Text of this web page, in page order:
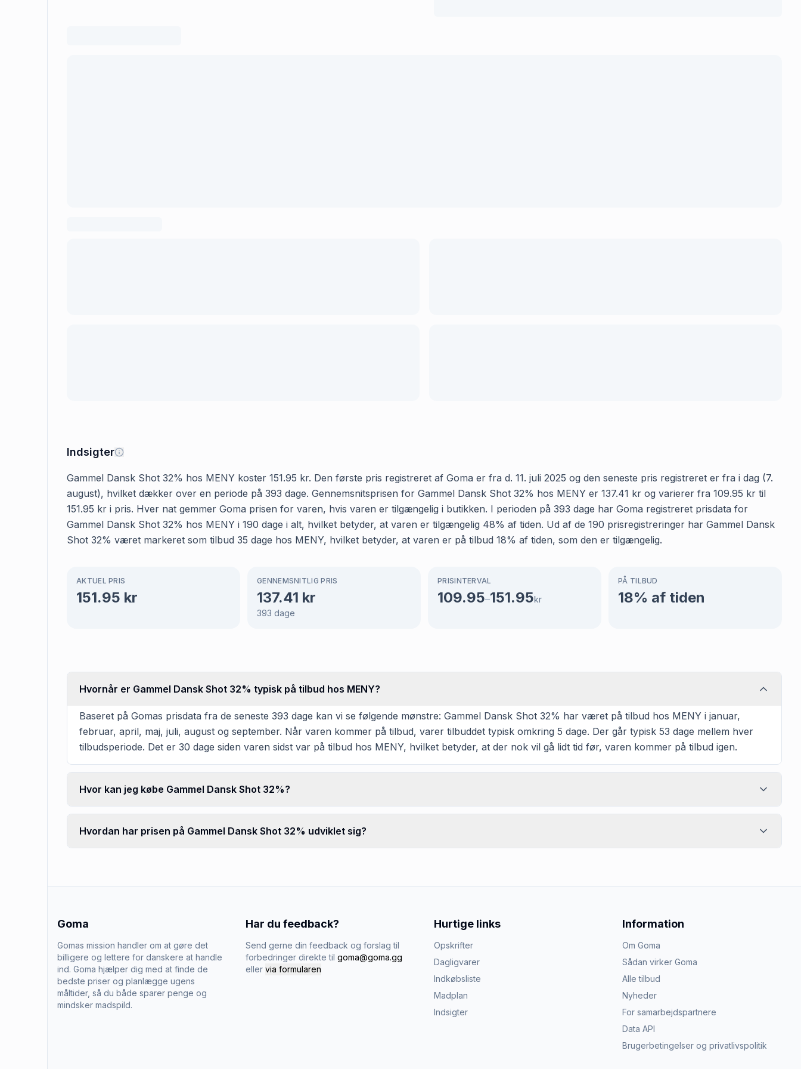
Indsigter
Gammel Dansk Shot 32% hos MENY koster 151.95 kr. Den første pris registreret af Goma er fra d. 11. juli 2025 og den seneste pris registreret er fra i dag (7.
august), hvilket dækker over en periode på 393 dage. Gennemsnitsprisen for Gammel Dansk Shot 32% hos MENY er 137.41 kr og varierer fra 109.95 kr til
151.95 kr i pris. Hver nat gemmer Goma prisen for varen, hvis varen er tilgængelig i butikken. I perioden på 393 dage har Goma registreret prisdata for
Gammel Dansk Shot 32% hos MENY i 190 dage i alt, hvilket betyder, at varen er tilgængelig 48% af tiden. Ud af de 190 prisregistreringer har Gammel Dansk
Shot 32% været markeret som tilbud 35 dage hos MENY, hvilket betyder, at varen er på tilbud 18% af tiden, som den er tilgængelig.
AKTUEL PRIS
151.95 kr
GENNEMSNITLIG PRIS
137.41 kr
393 dage
PRISINTERVAL
109.95–151.95kr
PÅ TILBUD
18% af tiden
Hvornår er Gammel Dansk Shot 32% typisk på tilbud hos MENY?
Baseret på Gomas prisdata fra de seneste 393 dage kan vi se følgende mønstre: Gammel Dansk Shot 32% har været på tilbud hos MENY i januar,
februar, april, maj, juli, august og september. Når varen kommer på tilbud, varer tilbuddet typisk omkring 5 dage. Der går typisk 53 dage mellem hver
tilbudsperiode. Det er 30 dage siden varen sidst var på tilbud hos MENY, hvilket betyder, at der nok vil gå lidt tid før, varen kommer på tilbud igen.
Hvor kan jeg købe Gammel Dansk Shot 32%?
Hvordan har prisen på Gammel Dansk Shot 32% udviklet sig?
Goma
Gomas mission handler om at gøre det
billigere og lettere for danskere at handle
ind. Goma hjælper dig med at finde de
bedste priser og planlægge ugens
måltider, så du både sparer penge og
mindsker madspild.
Har du feedback?
Send gerne din feedback og forslag til
forbedringer direkte til goma@goma.gg
eller via formularen
Hurtige links
Opskrifter
Dagligvarer
Indkøbsliste
Madplan
Indsigter
Information
Om Goma
Sådan virker Goma
Alle tilbud
Nyheder
For samarbejdspartnere
Data API
Brugerbetingelser og privatlivspolitik